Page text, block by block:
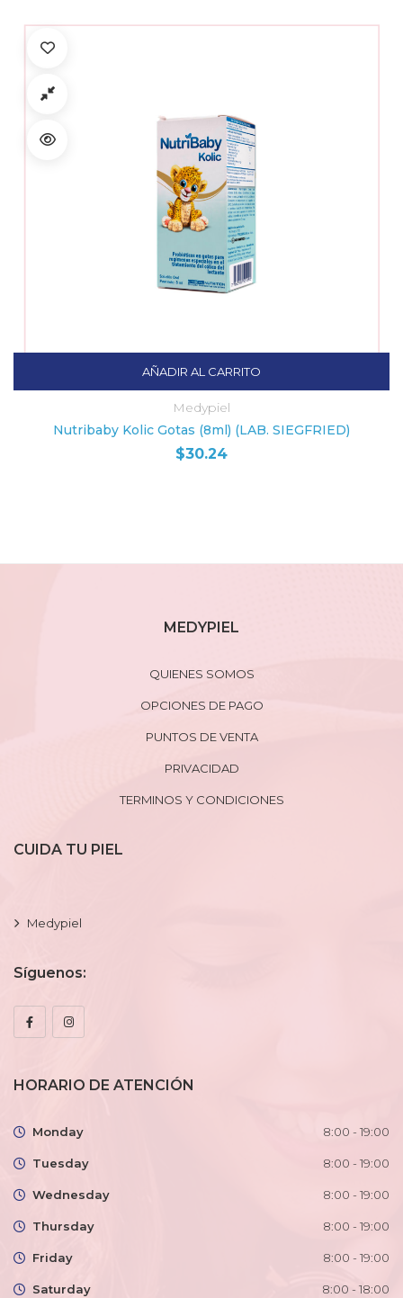
AÑADIR AL CARRITO
Medypiel
Nutribaby Kolic Gotas (8ml) (LAB. SIEGFRIED)
$30.24
MEDYPIEL
QUIENES SOMOS
OPCIONES DE PAGO
PUNTOS DE VENTA
PRIVACIDAD
TERMINOS Y CONDICIONES
CUIDA TU PIEL
Medypiel
Síguenos:
HORARIO DE ATENCIÓN
Monday 8:00 - 19:00
Tuesday 8:00 - 19:00
Wednesday 8:00 - 19:00
Thursday 8:00 - 19:00
Friday 8:00 - 19:00
Saturday 8:00 - 18:00